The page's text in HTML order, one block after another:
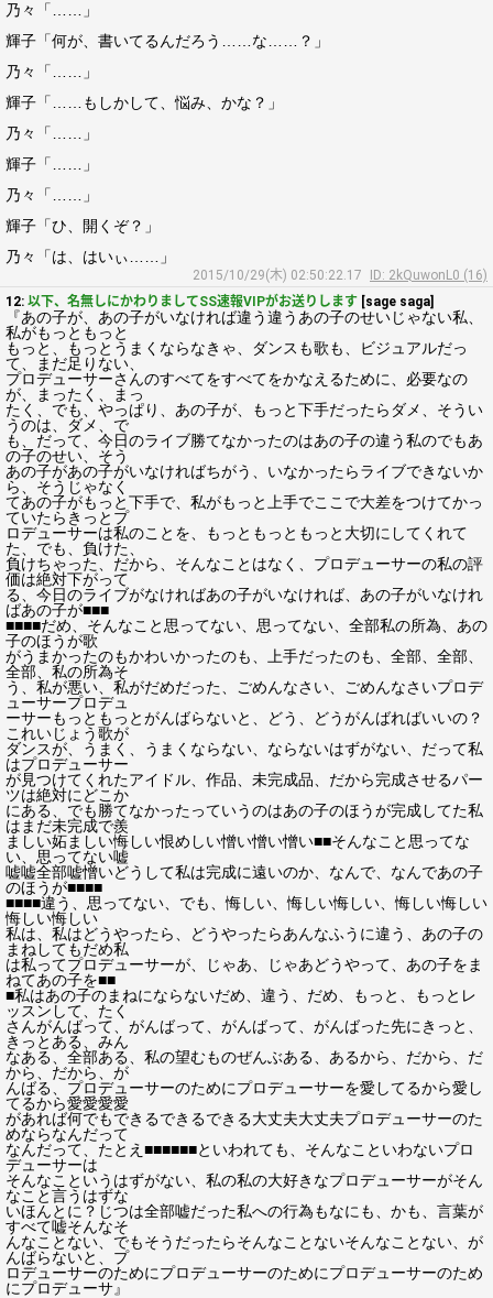
乃々「……」
輝子「何が、書いてるんだろう……な……？」
乃々「……」
輝子「……もしかして、悩み、かな？」
乃々「……」
輝子「……」
乃々「……」
輝子「ひ、開くぞ？」
乃々「は、はいぃ……」
2015/10/29(木) 02:50:22.17
ID: 2kQuwonL0 (16)
12: 以下、名無しにかわりましてSS速報VIPがお送りします [sage saga]
『あの子が、あの子がいなければ違う違うあの子のせいじゃない私、
私がもっともっと
もっと、もっとうまくならなきゃ、ダンスも歌も、ビジュアルだっ
て、まだ足りない、
プロデューサーさんのすべてをすべてをかなえるために、必要なの
が、まったく、まっ
たく、でも、やっぱり、あの子が、もっと下手だったらダメ、そうい
うのは、ダメ、で
も、だって、今日のライブ勝てなかったのはあの子の違う私のでもあ
の子のせい、そう
あの子があの子がいなければちがう、いなかったらライブできないか
ら、そうじゃなく
てあの子がもっと下手で、私がもっと上手でここで大差をつけてかっ
ていたらきっとプ
ロデューサーは私のことを、もっともっともっと大切にしてくれて
た、でも、負けた、
負けちゃった、だから、そんなことはなく、プロデューサーの私の評
価は絶対下がって
る、今日のライブがなければあの子がいなければ、あの子がいなけれ
ばあの子が■■■
■■■■だめ、そんなこと思ってない、思ってない、全部私の所為、あの
子のほうが歌
がうまかったのもかわいかったのも、上手だったのも、全部、全部、
全部、私の所為そ
う、私が悪い、私がだめだった、ごめんなさい、ごめんなさいプロデ
ューサープロデュ
ーサーもっともっとがんばらないと、どう、どうがんばればいいの？
これいじょう歌が
ダンスが、うまく、うまくならない、ならないはずがない、だって私
はプロデューサー
が見つけてくれたアイドル、作品、未完成品、だから完成させるパー
ツは絶対にどこか
にある、でも勝てなかったっていうのはあの子のほうが完成してた私
はまだ未完成で羨
ましい妬ましい悔しい恨めしい憎い憎い憎い■■そんなこと思ってな
い、思ってない嘘
嘘嘘全部嘘憎いどうして私は完成に遠いのか、なんで、なんであの子
のほうが■■■■
■■■■違う、思ってない、でも、悔しい、悔しい悔しい、悔しい悔しい
悔しい悔しい
私は、私はどうやったら、どうやったらあんなふうに違う、あの子の
まねしてもだめ私
は私ってプロデューサーが、じゃあ、じゃあどうやって、あの子をま
ねてあの子を■■
■私はあの子のまねにならないだめ、違う、だめ、もっと、もっとレ
ッスンして、たく
さんがんばって、がんばって、がんばって、がんばった先にきっと、
きっとある、みん
なある、全部ある、私の望むものぜんぶある、あるから、だから、だ
から、だから、が
んばる、プロデューサーのためにプロデューサーを愛してるから愛し
てるから愛愛愛愛
があれば何でもできるできるできる大丈夫大丈夫プロデューサーのた
めならなんだって
なんだって、たとえ■■■■■■といわれても、そんなこといわないプロ
デューサーは
そんなこというはずがない、私の私の大好きなプロデューサーがそん
なこと言うはずな
いほんとに？じつは全部嘘だった私への行為もなにも、かも、言葉が
すべて嘘そんなそ
んなことない、でもそうだったらそんなことないそんなことない、が
んばらないと、プ
ロデューサーのためにプロデューサーのためにプロデューサーのため
にプロデューサ』